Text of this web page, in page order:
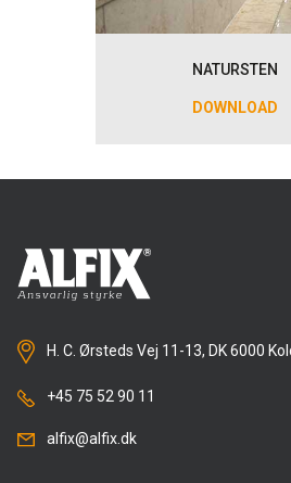
NATURSTEN
DOWNLOAD
H. C. Ørsteds Vej 11-13, DK 6000
+45 75 52 90 11
alfix@alfix.dk